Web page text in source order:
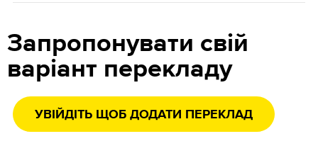
Запропонувати свій
варіант перекладу
УВІЙДІТЬ ЩОБ ДОДАТИ ПЕРЕКЛАД